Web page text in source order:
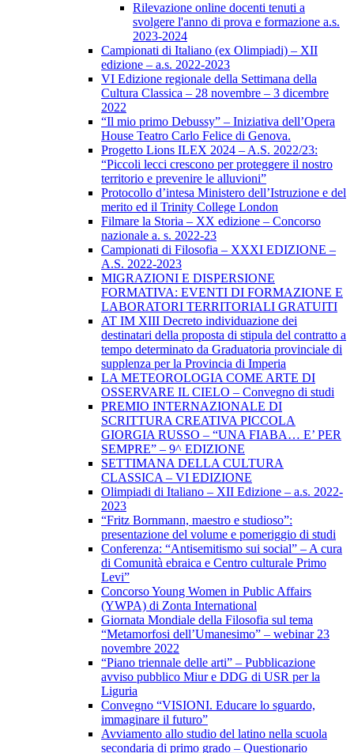
Rilevazione online docenti tenuti a
svolgere l'anno di prova e formazione a.s.
2023-2024
Campionati di Italiano (ex Olimpiadi) – XII
edizione – a.s. 2022-2023
VI Edizione regionale della Settimana della
Cultura Classica – 28 novembre – 3 dicembre
2022
“Il mio primo Debussy” – Iniziativa dell’Opera
House Teatro Carlo Felice di Genova.
Progetto Lions ILEX 2024 – A.S. 2022/23:
“Piccoli lecci crescono per proteggere il nostro
territorio e prevenire le alluvioni”
Protocollo d’intesa Ministero dell’Istruzione e del
merito ed il Trinity College London
Filmare la Storia – XX edizione – Concorso
nazionale a. s. 2022-23
Campionati di Filosofia – XXXI EDIZIONE –
A.S. 2022-2023
MIGRAZIONI E DISPERSIONE
FORMATIVA: EVENTI DI FORMAZIONE E
LABORATORI TERRITORIALI GRATUITI
AT IM XIII Decreto individuazione dei
destinatari della proposta di stipula del contratto a
tempo determinato da Graduatoria provinciale di
supplenza per la Provincia di Imperia
LA METEOROLOGIA COME ARTE DI
OSSERVARE IL CIELO – Convegno di studi
PREMIO INTERNAZIONALE DI
SCRITTURA CREATIVA PICCOLA
GIORGIA RUSSO – “UNA FIABA… E’ PER
SEMPRE” – 9^ EDIZIONE
SETTIMANA DELLA CULTURA
CLASSICA – VI EDIZIONE
Olimpiadi di Italiano – XII Edizione – a.s. 2022-
2023
“Fritz Bornmann, maestro e studioso”:
presentazione del volume e pomeriggio di studi
Conferenza: “Antisemitismo sui social” – A cura
di Comunità ebraica e Centro culturale Primo
Levi”
Concorso Young Women in Public Affairs
(YWPA) di Zonta International
Giornata Mondiale della Filosofia sul tema
“Metamorfosi dell’Umanesimo” – webinar 23
novembre 2022
“Piano triennale delle arti” – Pubblicazione
avviso pubblico Miur e DDG di USR per la
Liguria
Convegno “VISIONI. Educare lo sguardo,
immaginare il futuro”
Avviamento allo studio del latino nella scuola
secondaria di primo grado – Questionario